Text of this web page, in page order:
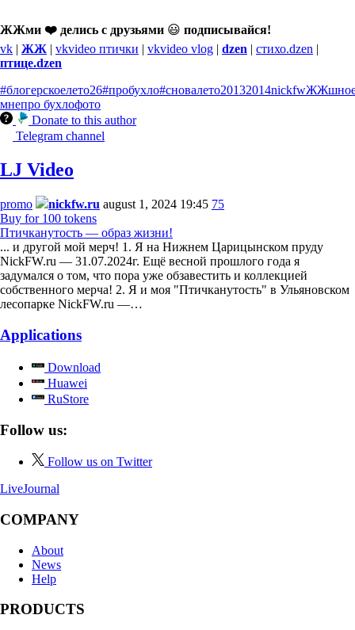
ЖЖми ❤️ делись с друзьями 😃 подписывайся!
vk | ЖЖ | vkvideo птички | vkvideo vlog | dzen | стихо.dzen |
птице.dzen
#блогерскоелето26#пробухло#сновалето20132014nickfw
мнепро бухлофото
Donate to this author
Telegram channel
LJ Video
promo nickfw.ru august 1, 2024 19:45 75
Buy for 100 tokens
Птичканутость — образ жизни!
... и другой мой мерч! 1. Я на Нижнем Царицынском пруду
NickFW.ru — 31.07.2024г. Ещё весной прошлого года я
задумался о том, что пора уже обзавестить и коллекцией
собственного мерча! 2. Я и моя "Птичканутость" в Ульяновском
лесопарке NickFW.ru —…
Applications
Download
Huawei
RuStore
Follow us:
Follow us on Twitter
LiveJournal
COMPANY
About
News
Help
PRODUCTS